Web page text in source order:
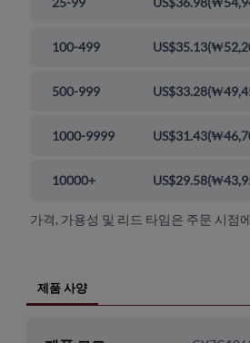
100-499 US$35.13(
500-999 US$33.28(
1000-9999 US$31.43(
10000+ US$29.58(
가격, 가용성 및 리드 타임은 주문 시점
제품 사양